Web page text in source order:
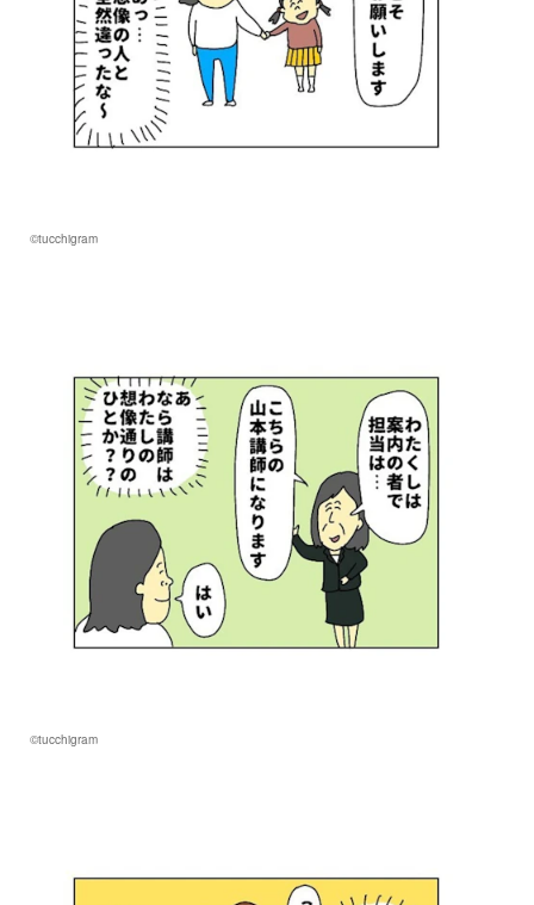
©tucchigram
©tucchigram